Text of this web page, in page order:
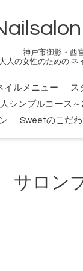
神戸市御影・西
大人の女性のための ネ
イルメニュー ス
シンプルコース～
Sweetのこだわ
サロン